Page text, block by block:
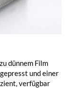
dünnem Film
und einer
verfügbar